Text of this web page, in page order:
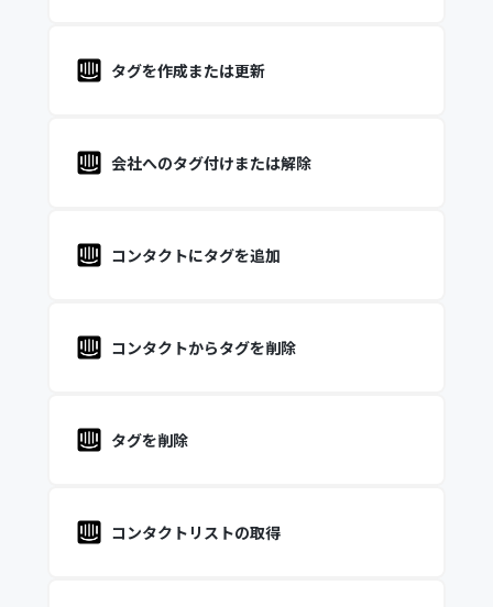
タグを作成または更新
会社へのタグ付けまたは解除
コンタクトにタグを追加
コンタクトからタグを削除
タグを削除
コンタクトリストの取得